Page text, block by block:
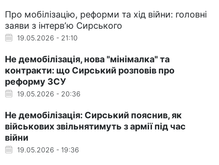
Про мобілізацію, реформи та хід війни: головні
заяви з інтервʼю Сирського
19.05.2026 - 21:10
Не демобілізація, нова "мінімалка" та
контракти: що Сирський розповів про
реформу ЗСУ
19.05.2026 - 20:36
Не демобілізація: Сирський пояснив, як
військових звільнятимуть з армії під час
війни
19.05.2026 - 19:36